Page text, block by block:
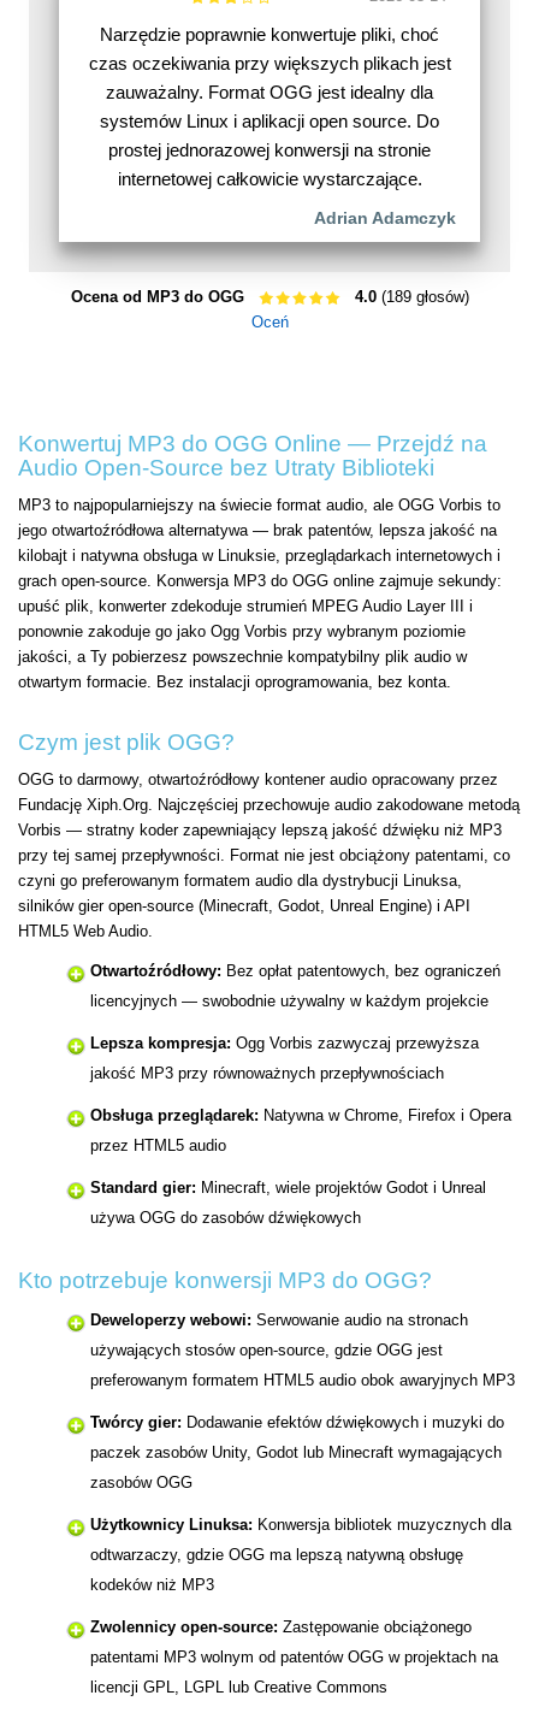
Narzędzie poprawnie konwertuje pliki, choć
czas oczekiwania przy większych plikach jest
zauważalny. Format OGG jest idealny dla
systemów Linux i aplikacji open source. Do
prostej jednorazowej konwersji na stronie
internetowej całkowicie wystarczające.
Adrian Adamczyk
Ocena od MP3 do OGG 4.0(189 głosów)
Oceń
Konwertuj MP3 do OGG Online — Przejdź na
Audio Open-Source bez Utraty Biblioteki
MP3 to najpopularniejszy na świecie format audio, ale OGG Vorbis to
jego otwartoźródłowa alternatywa — brak patentów, lepsza jakość na
kilobajt i natywna obsługa w Linuksie, przeglądarkach internetowych i
grach open-source. Konwersja MP3 do OGG online zajmuje sekundy:
upuść plik, konwerter zdekoduje strumień MPEG Audio Layer III i
ponownie zakoduje go jako Ogg Vorbis przy wybranym poziomie
jakości, a Ty pobierzesz powszechnie kompatybilny plik audio w
otwartym formacie. Bez instalacji oprogramowania, bez konta.
Czym jest plik OGG?
OGG to darmowy, otwartoźródłowy kontener audio opracowany przez
Fundację Xiph.Org. Najczęściej przechowuje audio zakodowane metodą
Vorbis — stratny koder zapewniający lepszą jakość dźwięku niż MP3
przy tej samej przepływności. Format nie jest obciążony patentami, co
czyni go preferowanym formatem audio dla dystrybucji Linuksa,
silników gier open-source (Minecraft, Godot, Unreal Engine) i API
HTML5 Web Audio.
Otwartoźródłowy: Bez opłat patentowych, bez ograniczeń
licencyjnych — swobodnie używalny w każdym projekcie
Lepsza kompresja: Ogg Vorbis zazwyczaj przewyższa
jakość MP3 przy równoważnych przepływnościach
Obsługa przeglądarek: Natywna w Chrome, Firefox i Opera
przez HTML5 audio
Standard gier: Minecraft, wiele projektów Godot i Unreal
używa OGG do zasobów dźwiękowych
Kto potrzebuje konwersji MP3 do OGG?
Deweloperzy webowi: Serwowanie audio na stronach
używających stosów open-source, gdzie OGG jest
preferowanym formatem HTML5 audio obok awaryjnych MP3
Twórcy gier: Dodawanie efektów dźwiękowych i muzyki do
paczek zasobów Unity, Godot lub Minecraft wymagających
zasobów OGG
Użytkownicy Linuksa: Konwersja bibliotek muzycznych dla
odtwarzaczy, gdzie OGG ma lepszą natywną obsługę
kodeków niż MP3
Zwolennicy open-source: Zastępowanie obciążonego
patentami MP3 wolnym od patentów OGG w projektach na
licencji GPL, LGPL lub Creative Commons